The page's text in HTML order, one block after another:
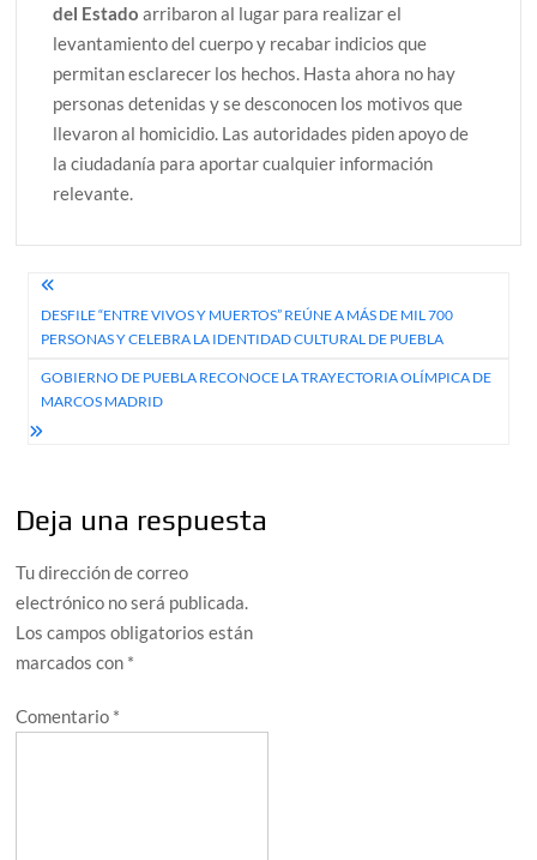
del Estado arribaron al lugar para realizar el
levantamiento del cuerpo y recabar indicios que
permitan esclarecer los hechos. Hasta ahora no hay
personas detenidas y se desconocen los motivos que
llevaron al homicidio. Las autoridades piden apoyo de
la ciudadanía para aportar cualquier información
relevante.
Navegación
de
entradas
DESFILE “ENTRE VIVOS Y MUERTOS” REÚNE A MÁS DE MIL 700
PERSONAS Y CELEBRA LA IDENTIDAD CULTURAL DE PUEBLA
GOBIERNO DE PUEBLA RECONOCE LA TRAYECTORIA OLÍMPICA DE
MARCOS MADRID
Deja una respuesta
Tu dirección de correo
electrónico no será publicada.
Los campos obligatorios están
marcados con *
Comentario *